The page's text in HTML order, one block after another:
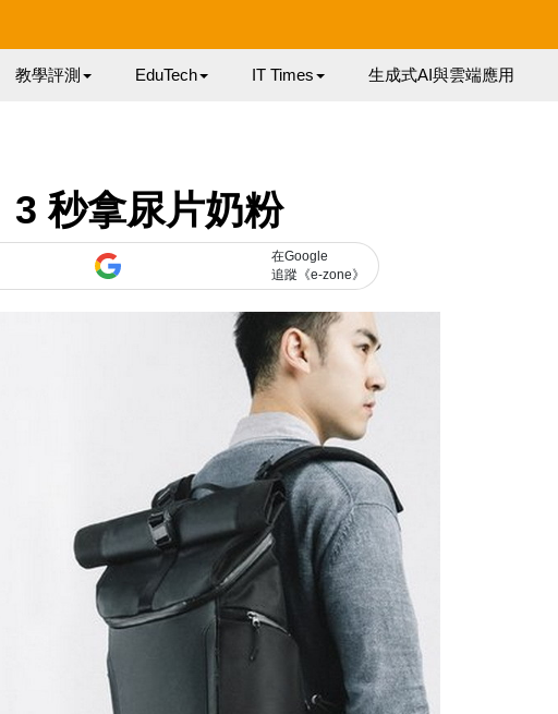
教學評測 EduTech IT Times 生成式AI與雲端應用
3 秒拿尿片奶粉
在Google
追蹤《e-zone》